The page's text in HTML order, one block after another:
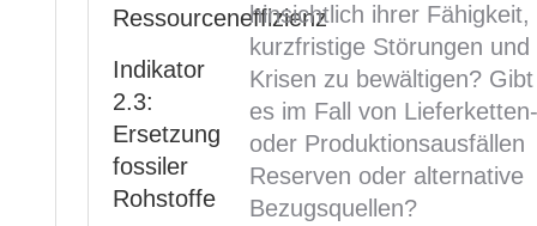
Ressourceneffizienz
Indikator
2.3:
Ersetzung
fossiler
Rohstoffe
hinsichtlich ihrer Fähigkeit,
kurzfristige Störungen und
Krisen zu bewältigen? Gibt
es im Fall von
oder Produktionsausfällen
Reserven oder alternative
Bezugsquellen?